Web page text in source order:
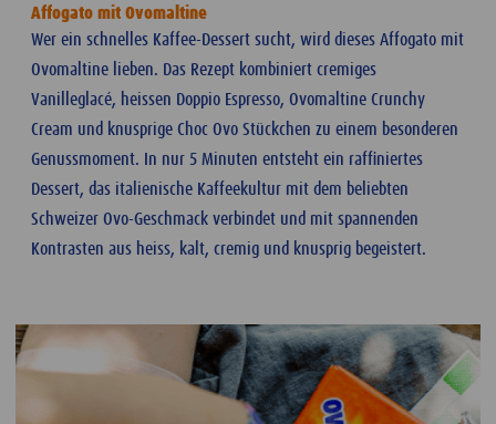
Affogato mit Ovomaltine
Wer ein schnelles Kaffee-Dessert sucht, wird dieses Affogato mit
Ovomaltine lieben. Das Rezept kombiniert cremiges
Vanilleglacé, heissen Doppio Espresso, Ovomaltine Crunchy
Cream und knusprige Choc Ovo Stückchen zu einem besonderen
Genussmoment. In nur 5 Minuten entsteht ein raffiniertes
Dessert, das italienische Kaffeekultur mit dem beliebten
Schweizer Ovo-Geschmack verbindet und mit spannenden
Kontrasten aus heiss, kalt, cremig und knusprig begeistert.